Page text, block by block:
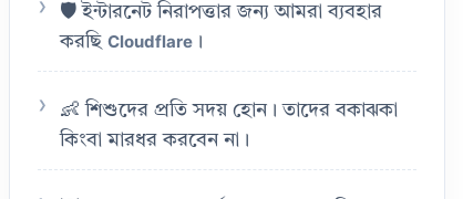
🛡️ ইন্টারনেট নিরাপত্তার জন্য আমরা ব্যবহার
করছিCloudflare ।
👶 শিশুদের প্রতি সদয় হোন। তাদের বকাঝকা
কিংবা মারধর করবেন না।